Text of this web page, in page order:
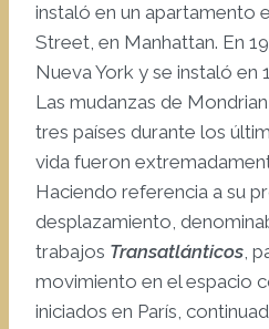
instaló en un apartamento
Street, en Manhattan. En
Nueva York y se instaló en
Las mudanzas de
tres países durante los
vida fueron
Haciendo referencia a su
desplazamiento,
trabajos Transatlánticos,
movimiento en el espacio
iniciados en París,